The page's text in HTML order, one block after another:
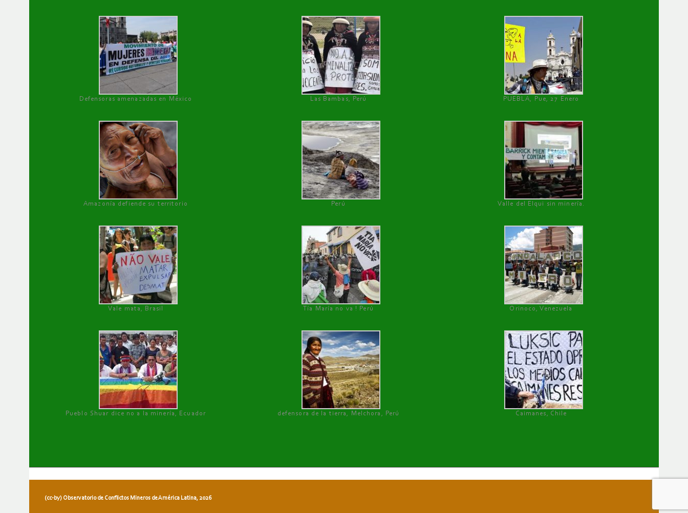
Defensoras amenazadas en México Las Bambas, Perú PUEBLA, Pue, 27 Enero
Amazonía defiende su territorio Perú Valle del Elqui sin minería.
Vale mata, Brasil Tía María no va ! Perú Orinoco, Venezuela
Pueblo Shuar dice no a la minería, Ecuador defensora de la tierra, Melchora, Perú Caimanes, Chile
(cc-by) Observatorio de Conflictos Mineros de América Latina, 2026